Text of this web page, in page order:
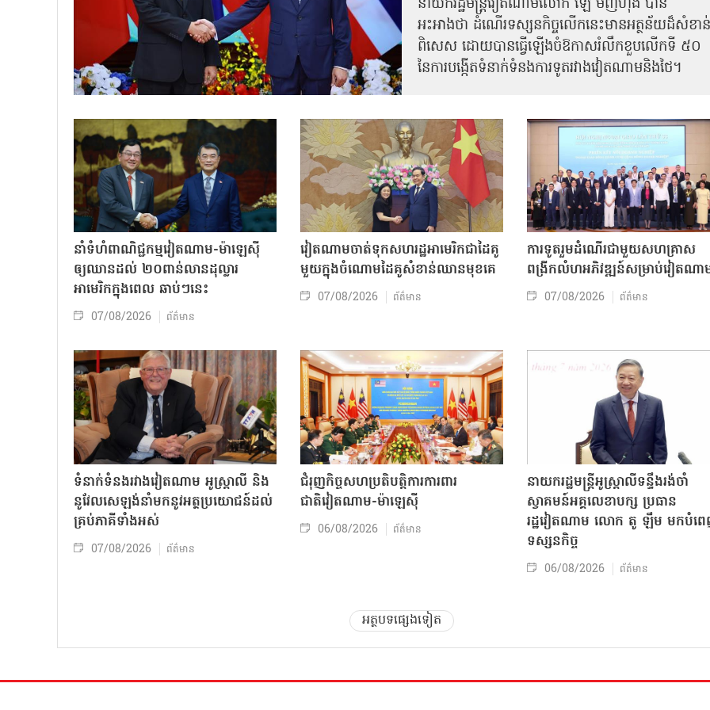
នាយករដ្ឋមន្ត្រីវៀតណាមលោក ឡេ មិញហ៊ឹង បាន
អះអាងថា ដំណើរទស្សនកិច្ចលើកនេះមានអត្ថន័យដ៏សំខាន់
ពិសេស ដោយបានធ្វើឡើងចំឱកាសរំលឹកខួបលើកទី ៥០
នៃការបង្កើតទំនាក់ទំនងការទូតរវាងវៀតណាមនិងថៃ។
នាំទំហំពាណិជ្ជកម្មវៀតណាម-ម៉ាឡេស៊ី
ឲ្យឈានដល់ ២០ពាន់លានដុល្លារ
អាមេរិកក្នុងពេល ឆាប់ៗនេះ
07/08/2026 ព័ត៌មាន
វៀតណាមចាត់ទុកសហរដ្ឋអាមេរិកជាដៃគូ
មួយក្នុងចំណោមដៃគូសំខាន់ឈានមុខគេ
07/08/2026 ព័ត៌មាន
ការទូតរួមដំណើរជាមួយសហគ្រាស
ពង្រីកលំហអភិវឌ្ឍន៍សម្រាប់វៀតណា
07/08/2026 ព័ត៌មាន
ទំនាក់ទំនងរវាងវៀតណាម អូស្ត្រាលី និង
នូវែលសេឡង់នាំមកនូវអត្ថប្រយោជន៍ដល់
គ្រប់ភាគីទាំងអស់
07/08/2026 ព័ត៌មាន
ជំរុញកិច្ចសហប្រតិបត្តិការការពារ
ជាតិវៀតណាម-ម៉ាឡេស៊ី
06/08/2026 ព័ត៌មាន
នាយករដ្ឋមន្ត្រីអូស្ត្រាលីទន្ទឹងរង់ចាំ
ស្វាគមន៍អគ្គលេខាបក្ស ប្រធាន
រដ្ឋវៀតណាម លោក តូ ឡឹម មកបំព
ទស្សនកិច្ច
06/08/2026 ព័ត៌មាន
អត្ថបទផ្សេងទៀត